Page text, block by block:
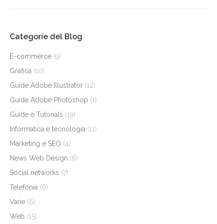
Categorie del Blog
E-commerce (9)
Grafica (10)
Guide Adobe Illustrator (12)
Guide Adobe Photoshop (1)
Guide e Tutorials (19)
Informatica e tecnologia (11)
Marketing e SEO (4)
News Web Design (6)
Social networks (7)
Telefonia (6)
Varie (6)
Web (15)